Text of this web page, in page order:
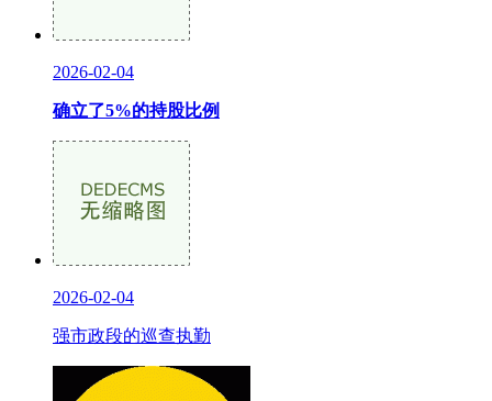
2026-02-04
确立了5%的持股比例
2026-02-04
强市政段的巡查执勤